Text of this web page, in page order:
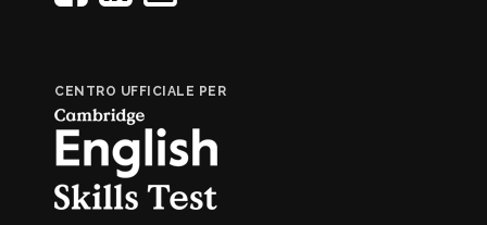
CENTRO UFFICIALE PER